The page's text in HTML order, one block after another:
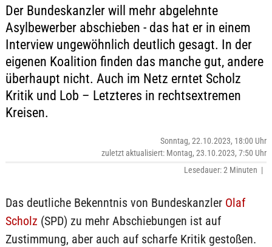
Der Bundeskanzler will mehr abgelehnte
Asylbewerber abschieben - das hat er in einem
Interview ungewöhnlich deutlich gesagt. In der
eigenen Koalition finden das manche gut, andere
überhaupt nicht. Auch im Netz erntet Scholz
Kritik und Lob – Letzteres in rechtsextremen
Kreisen.
Sonntag, 22.10.2023, 18:00 Uhr
zuletzt aktualisiert: Montag, 23.10.2023, 7:50 Uhr
Lesedauer: 2 Minuten |
Das deutliche Bekenntnis von Bundeskanzler Olaf
Scholz (SPD) zu mehr Abschiebungen ist auf
Zustimmung, aber auch auf scharfe Kritik gestoßen.